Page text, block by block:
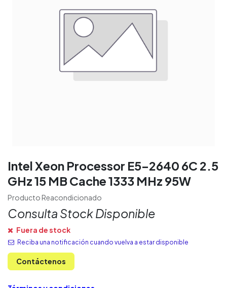
Intel Xeon Processor E5-2640 6C 2.5
GHz 15 MB Cache 1333 MHz 95W
Producto Reacondicionado
Consulta Stock Disponible
Fuera de stock
Reciba una notificación cuando vuelva a estar disponible
Contáctenos